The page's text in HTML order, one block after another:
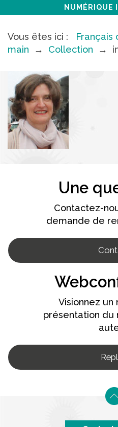
NUMÉRIQUE
Vous êtes ici :
Français
main
→ Collection →
Une
Contactez-
demande de
Visionnez
présentation du